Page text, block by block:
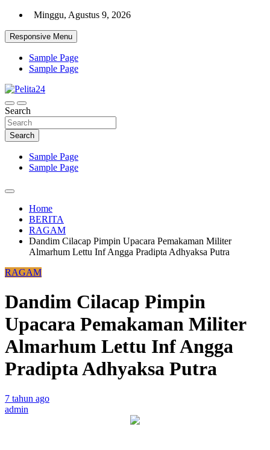
Skip
content
Minggu, Agustus 9, 2026
Responsive Menu
Sample Page
Sample Page
Pelita24
Aktual, Mendalam dan Terpercaya
Search
Search
Sample Page
Sample Page
Home
BERITA
RAGAM
Dandim Cilacap Pimpin Upacara Pemakaman Militer
Almarhum Lettu Inf Angga Pradipta Adhyaksa Putra
RAGAM
Dandim Cilacap Pimpin
Upacara Pemakaman Militer
Almarhum Lettu Inf Angga
Pradipta Adhyaksa Putra
7 tahun ago
admin